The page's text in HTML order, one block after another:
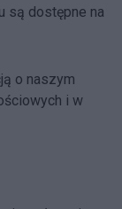
są dostępne na
o naszym
i w